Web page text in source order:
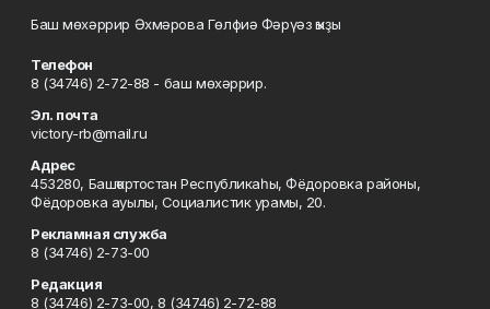
Баш мөхәррир Әхмәрова Гөлфиә Фәрүәз ҡыҙы
Телефон
8 (34746) 2-72-88 - баш мөхәррир.
Эл. почта
victory-rb@mail.ru
Адрес
453280, Башҡортостан Республикаһы, Фёдоровка районы,
Фёдоровка ауылы, Социалистик урамы, 20.
Рекламная служба
8 (34746) 2-73-00
Редакция
8 (34746) 2-73-00, 8 (34746) 2-72-88